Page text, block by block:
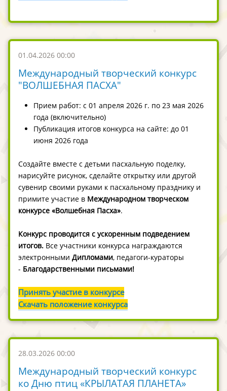
01.04.2026 00:00
Международный творческий конкурс
"ВОЛШЕБНАЯ ПАСХА"
Прием работ: с 01 апреля 2026 г. по 23 мая 2026
года (включительно)
Публикация итогов конкурса на сайте: до 01
июня 2026 года
Создайте вместе с детьми пасхальную поделку,
нарисуйте рисунок, сделайте открытку или другой
сувенир своими руками к пасхальному празднику и
примите участие в Международном творческом
конкурсе «Волшебная Пасха».
Конкурс проводится с ускоренным подведением
итогов. Все участники конкурса награждаются
электронными Дипломами, педагоги-кураторы
- Благодарственными письмами!
Принять участие в конкурсе
Скачать положение конкурса
28.03.2026 00:00
Международный творческий конкурс
ко Дню птиц «КРЫЛАТАЯ ПЛАНЕТА»